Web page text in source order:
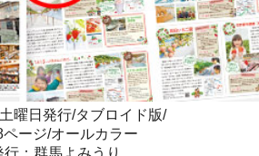
曜日発行/タブロイド版/
ページ/オールカラー
行：群馬よみうり